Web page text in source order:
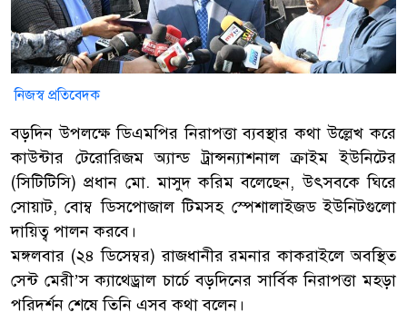
নিজস্ব প্রতিবেদক
বড়দিন উপলক্ষে ডিএমপির নিরাপত্তা ব্যবস্থার কথা উল্লেখ করে
কাউন্টার টেরোরিজম অ্যান্ড ট্রান্সন্যাশনাল ক্রাইম ইউনিটের
(সিটিটিসি) প্রধান মো. মাসুদ করিম বলেছেন, উৎসবকে ঘিরে
সোয়াট, বোম্ব ডিসপোজাল টিমসহ স্পেশালাইজড ইউনিটগুলো
দায়িত্ব পালন করবে।
মঙ্গলবার (২৪ ডিসেম্বর) রাজধানীর রমনার কাকরাইলে অবস্থিত
সেন্ট মেরী’স ক্যাথেড্রাল চার্চে বড়দিনের সার্বিক নিরাপত্তা মহড়া
পরিদর্শন শেষে তিনি এসব কথা বলেন।